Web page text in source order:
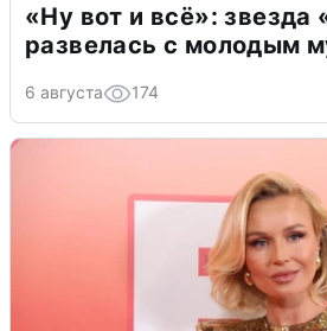
«Ну вот и всё»:
развелась с молодым
6 августа 174